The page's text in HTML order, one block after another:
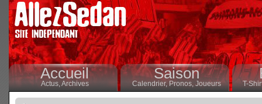
Accueil
Actus,Archives
Saison
Calendrier,Pronos, Joueurs T-